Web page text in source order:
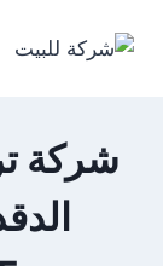
شركة